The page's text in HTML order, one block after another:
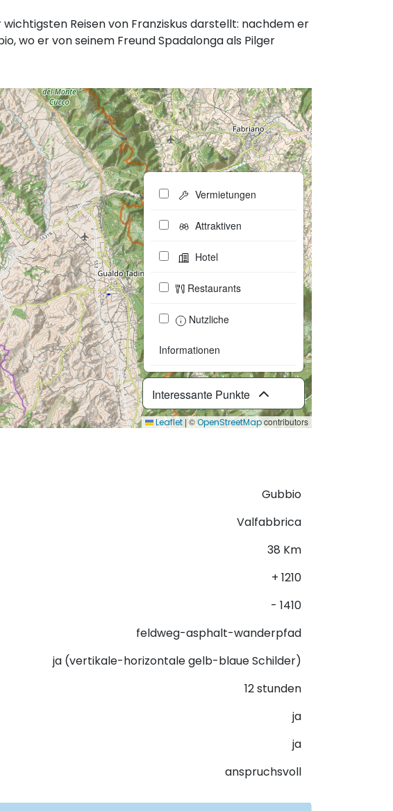
Reisen von Franziskus darstellt: nachdem er
wo er von seinem Freund Spadalonga als Pilger
Interessante Punkte
Vermietungen
Attraktiven
Hotel
Restaurants
Nutzliche
Informationen
Leaflet | ©OpenStreetMapcontributors
Gubbio
Valfabbrica
38 Km
+ 1210
- 1410
feldweg-asphalt-wanderpfad
ja (vertikale-horizontale gelb-blaue Schilder)
12 stunden
ja
ja
anspruchsvoll